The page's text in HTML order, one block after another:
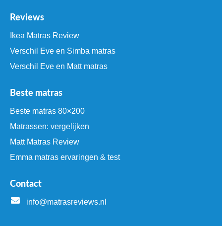
Reviews
Ikea Matras Review
Verschil Eve en Simba matras
Verschil Eve en Matt matras
Beste matras
Beste matras 80×200
Matrassen: vergelijken
Matt Matras Review
Emma matras ervaringen & test
Contact
info@matrasreviews.nl